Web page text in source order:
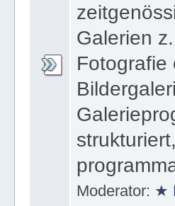
Galerien
Fotografie
Moderator: ★